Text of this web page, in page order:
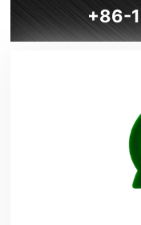
+86-